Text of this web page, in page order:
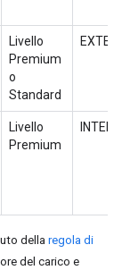
Livello
Premium
o
Standard
Livello
Premium
della regola di
del carico e